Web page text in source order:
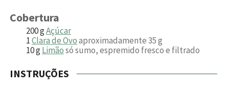
Cobertura
200gAçúcar
1Clara de Ovoaproximadamente 35 g
10gLimãosó sumo, espremido fresco e filtrado
INSTRUÇÕES